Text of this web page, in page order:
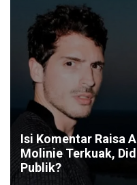
Isi Komentar Raisa
Molinie Terkuak,
Publik?